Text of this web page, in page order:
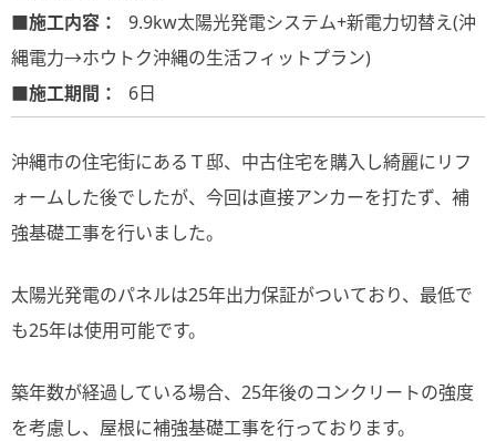
■施工内容：
9.9kw太陽光発電システム+新電力切替え(沖
縄電力→ホウトク沖縄の生活フィットプラン)
■施工期間：
6日
沖縄市の住宅街にあるＴ邸、中古住宅を購入し綺麗にリフ
ォームした後でしたが、今回は直接アンカーを打たず、補
強基礎工事を行いました。
太陽光発電のパネルは25年出力保証がついており、最低で
も25年は使用可能です。
築年数が経過している場合、25年後のコンクリートの強度
を考慮し、屋根に補強基礎工事を行っております。